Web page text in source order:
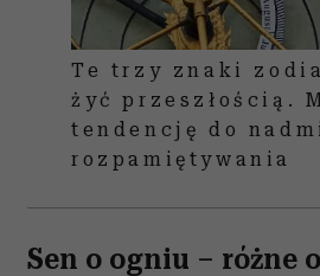
Te trzy znaki
żyć przeszłością.
tendencję do
rozpamiętywania
Sen o ogniu – różne